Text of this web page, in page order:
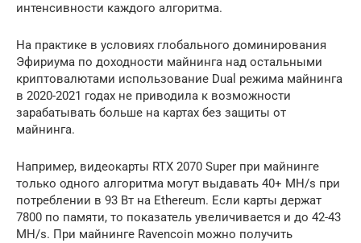
интенсивности каждого алгоритма.
На практике в условиях глобального доминирования
Эфириума по доходности майнинга над остальными
криптовалютами использование Dual режима майнинга
в 2020-2021 годах не приводила к возможности
зарабатывать больше на картах без защиты от
майнинга.
Например, видеокарты RTX 2070 Super при майнинге
только одного алгоритма могут выдавать 40+ MH/s при
потреблении в 93 Вт на Ethereum. Если карты держат
7800 по памяти, то показатель увеличивается и до 42-43
MH/s. При майнинге Ravencoin можно получить